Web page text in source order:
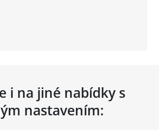
i na jiné nabídky s
nastavením: